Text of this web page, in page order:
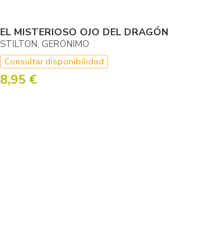
EL MISTERIOSO OJO DEL DRAGÓN
STILTON, GERÓNIMO
Consultar disponibilidad
8,95 €